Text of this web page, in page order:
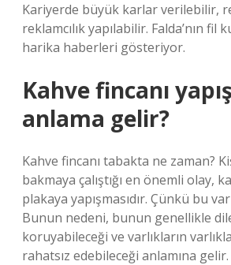
Kariyerde büyük karlar verilebilir,
reklamcılık yapılabilir. Falda’nın fil
harika haberleri gösteriyor.
Kahve fincanı
anlama gelir?
Kahve fincanı tabakta ne zaman?
bakmaya çalıştığı en önemli olay,
plakaya yapışmasıdır. Çünkü bu
Bunun nedeni, bunun genellikle
koruyabileceği ve varlıkların
rahatsız edebileceği anlamına gelir.